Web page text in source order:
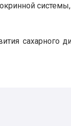
сахарного